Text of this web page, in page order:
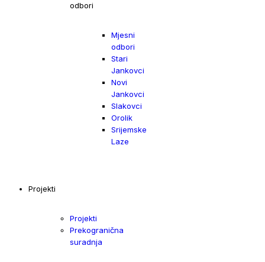
odbori
Mjesni
odbori
Stari
Jankovci
Novi
Jankovci
Slakovci
Orolik
Srijemske
Laze
Projekti
Projekti
Prekogranična
suradnja